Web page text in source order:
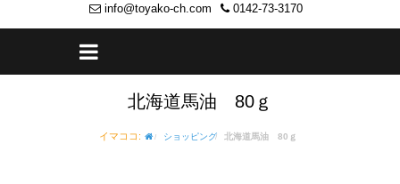
info@toyako-ch.com 0142-73-3170
北海道馬油 80ｇ
イマココ: ショッピング 北海道馬油 80ｇ